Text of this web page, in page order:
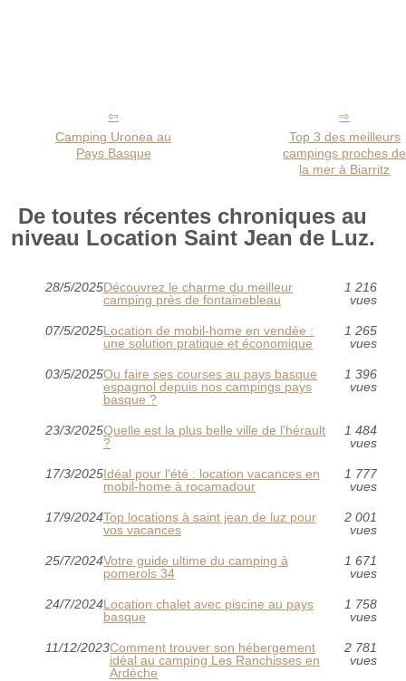
Camping Uronea au
Pays Basque
Top 3 des meilleurs
campings proches de
la mer à Biarritz
De toutes récentes chroniques au
niveau Location Saint Jean de Luz.
28/5/2025Découvrez le charme du meilleur
camping près de fontainebleau
1 216
vues
07/5/2025Location de mobil-home en vendée :
une solution pratique et économique
1 265
vues
03/5/2025Ou faire ses courses au pays basque
espagnol depuis nos campings pays
basque ?
1 396
vues
23/3/2025Quelle est la plus belle ville de l'hérault
?
1 484
vues
17/3/2025Idéal pour l'été : location vacances en
mobil-home à rocamadour
1 777
vues
17/9/2024Top locations à saint jean de luz pour
vos vacances
2 001
vues
25/7/2024Votre guide ultime du camping à
pomerols 34
1 671
vues
24/7/2024Location chalet avec piscine au pays
basque
1 758
vues
11/12/2023Comment trouver son hébergement
idéal au camping Les Ranchisses en
Ardèche
2 781
vues